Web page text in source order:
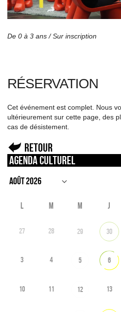
De 0 à 3 ans /Sur inscription
RÉSERVATION
Cet événement est complet. Nous
ultérieurement sur cette page, des
cas de désistement.
Retour
Agenda culturel
L M M J
27 28 29 30
3 4 5 6
10 11 12 13